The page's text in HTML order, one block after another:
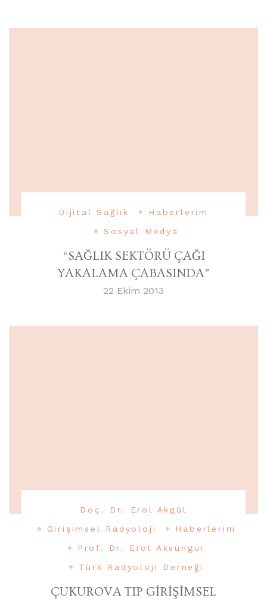
Dijital Sağlık
Haberlerim
Sosyal Medya
“SAĞLIK SEKTÖRÜ ÇAĞI
YAKALAMA ÇABASINDA”
22 Ekim 2013
Doç. Dr. Erol Akgül
Girişimsel Radyoloji
Haberlerim
Prof. Dr. Erol Aksungur
Türk Radyoloji Derneği
ÇUKUROVA TIP GİRİŞİMSEL